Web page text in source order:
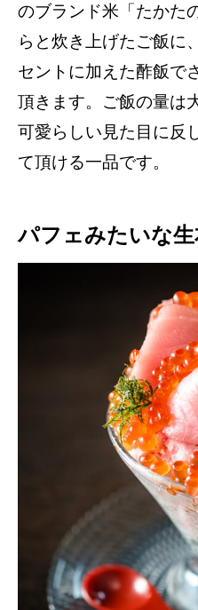
のブランド米「たかた
らと炊き上げたご飯に
セントに加えた酢飯で
頂きます。ご飯の量は
可愛らしい見た目に反
て頂ける一品です。
パフェみたいな